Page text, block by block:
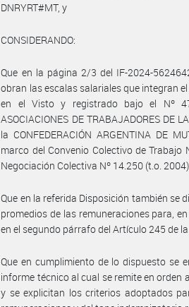
DNRYRT#MT, y
CONSIDERANDO:
Que en la página 2/3 del IF-2024-
obran las escalas salariales que integran
en el Visto y registrado bajo el Nº
ASOCIACIONES DE TRABAJADORES DE
la CONFEDERACIÓN ARGENTINA DE
marco del Convenio Colectivo de
Negociación Colectiva Nº 14.250 (t.o.
Que en la referida Disposición también se
promedios de las remuneraciones para,
en el segundo párrafo del Artículo 245 de
Que en cumplimiento de lo dispuesto se
informe técnico al cual se remite en orden
y se explicitan los criterios adoptados